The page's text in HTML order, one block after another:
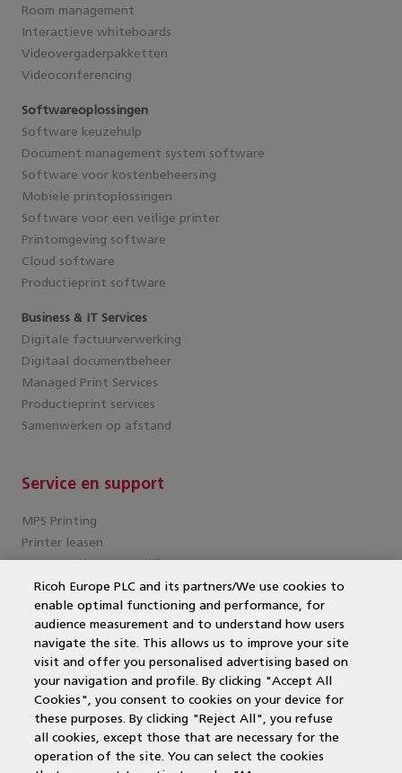
Room management
Interactieve whiteboards
Videovergaderpakketten
Videoconferencing
Softwareoplossingen
Software keuzehulp
Document management system software
Software voor kostenbeheersing
Mobiele printoplossingen
Software voor een veilige printer
Printomgeving software
Cloud software
Productieprint software
Business & IT Services
Digitale factuurverwerking
Digitaal documentbeheer
Managed Print Services
Productieprint services
Samenwerken op afstand
Service en support
MPS Printing
Printer leasen
Kopieermachines
MPS offerte aanvragen
MFP
DocuWare
Duurzame printers
Wat is een multifunctional?
Laserprinter
Ricoh Europe PLC and its partners/We use cookies to
enable optimal functioning and performance, for
audience measurement and to understand how users
navigate the site. This allows us to improve your site
visit and offer you personalised advertising based on
your navigation and profile. By clicking "Accept All
Cookies", you consent to cookies on your device for
these purposes. By clicking "Reject All", you refuse
all cookies, except those that are necessary for the
operation of the site. You can select the cookies